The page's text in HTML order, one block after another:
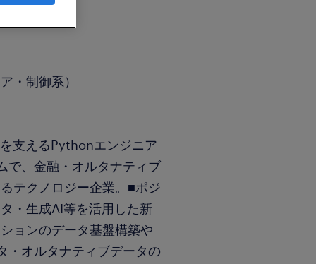
・制御系）
支えるPythonエンジニア
で、金融・オルタナティブ
テクノロジー企業。■ポジ
・生成AI等を活用した新
ョンのデータ基盤構築や
・オルタナティブデータの